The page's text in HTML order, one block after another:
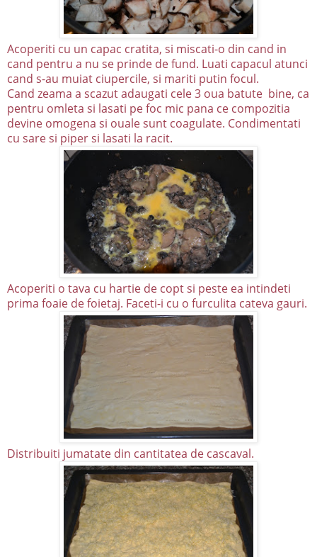
Acoperiti cu un capac cratita, si miscati-o din cand in
cand pentru a nu se prinde de fund. Luati capacul atunci
cand s-au muiat ciupercile, si mariti putin focul.
Cand zeama a scazut adaugati cele 3 oua batute bine, ca
pentru omleta si lasati pe foc mic pana ce compozitia
devine omogena si ouale sunt coagulate. Condimentati
cu sare si piper si lasati la racit.
Acoperiti o tava cu hartie de copt si peste ea intindeti
prima foaie de foietaj. Faceti-i cu o furculita cateva gauri.
Distribuiti jumatate din cantitatea de cascaval.